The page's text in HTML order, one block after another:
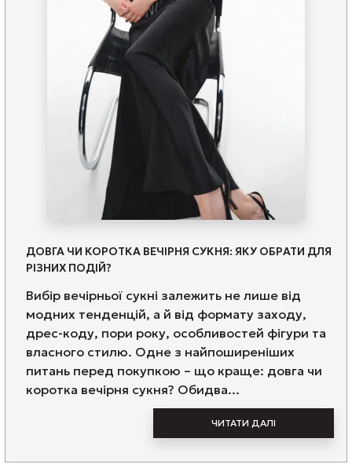
ДОВГА ЧИ КОРОТКА ВЕЧІРНЯ СУКНЯ: ЯКУ ОБРАТИ ДЛЯ
РІЗНИХ ПОДІЙ?
Вибір вечірньої сукні залежить не лише від
модних тенденцій, а й від формату заходу,
дрес-коду, пори року, особливостей фігури та
власного стилю. Одне з найпоширеніших
питань перед покупкою – що краще: довга чи
коротка вечірня сукня? Обидва...
ЧИТАТИ ДАЛІ